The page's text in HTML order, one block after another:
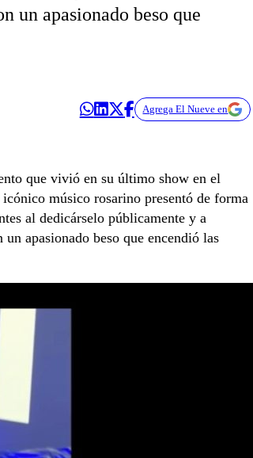
un apasionado beso que
Agrega El Nueve en
que vivió en su último show en el
músico rosarino presentó de forma
al dedicárselo públicamente y a
apasionado beso que encendió las